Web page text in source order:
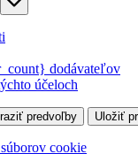
dodávateľov
účeloch
predvoľby Uložiť
cookie